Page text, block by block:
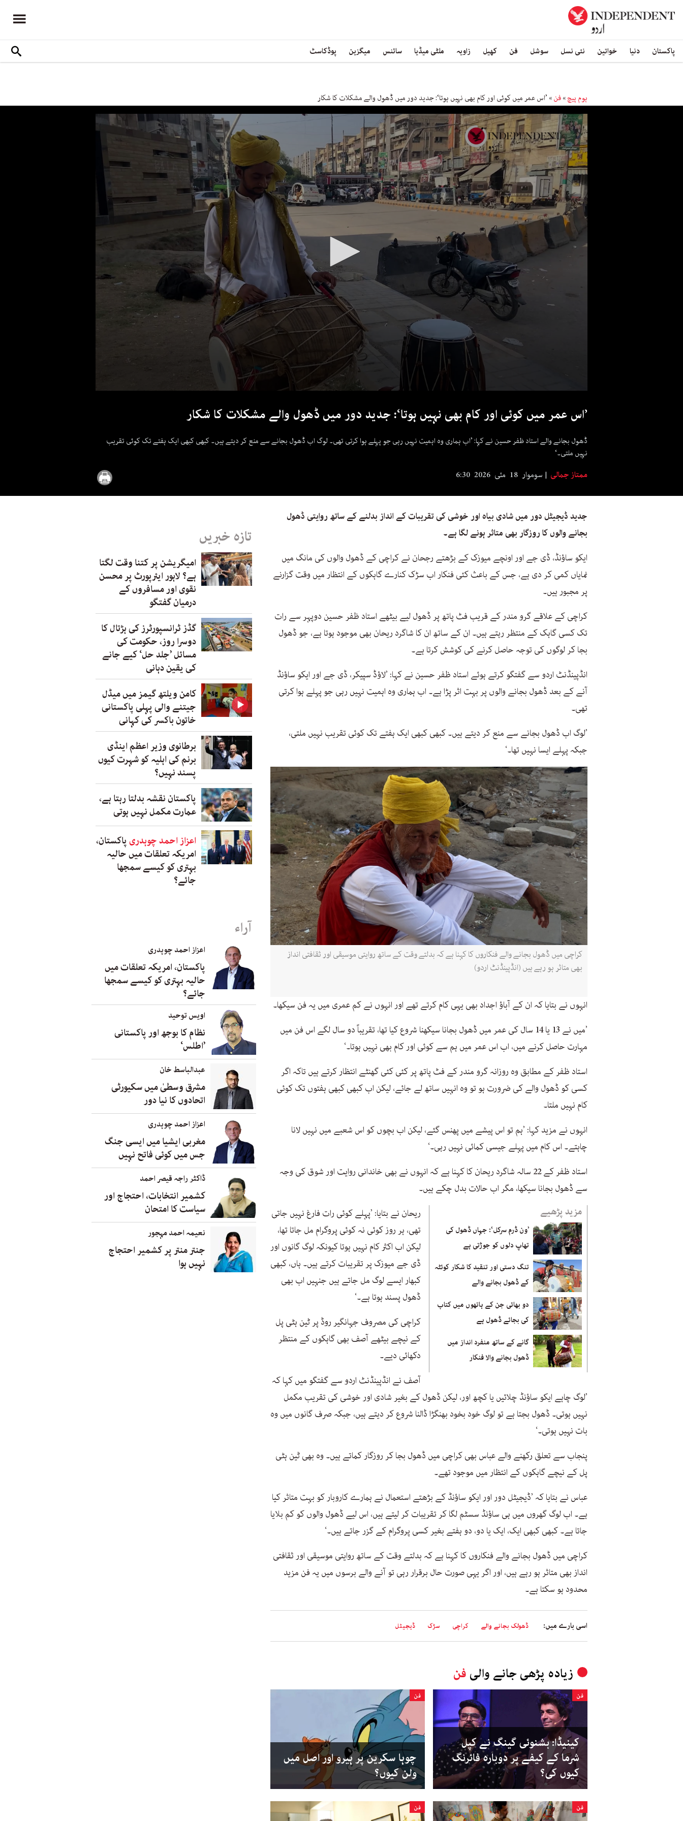
پاکستان دنیا خواتین نئی نسل سوشل فن کھیل زاویہ ملٹی میڈیا سائنس میگزین پوڈکاسٹ
ہوم پیچ»فن» ’اس عمر میں کوئی اور کام بھی نہیں ہوتا‘: جدید دور میں ڈھول والے مشکلات کا شکار
seconds Volume
’اس عمر میں کوئی اور کام بھی نہیں ہوتا‘: جدید دور میں ڈھول والے مشکلات کا شکار
ڈھول بجانے والے استاد ظفر حسین نے کہا: ’اب ہماری وہ اہمیت نہیں رہی جو پہلے ہوا کرتی تھی۔ لوگ اب ڈھول بجانے سے منع کر دیتے ہیں۔ کبھی کبھی ایک ہفتے تک کوئی تقریب
نہیں ملتی۔‘
ممتاز جمالی سوموار 18 مئی 2026 6:30
جدید ڈیجیٹل دور میں شادی بیاہ اور خوشی کی تقریبات کے انداز بدلنے کے ساتھ روایتی ڈھول
بجانے والوں کا روزگار بھی متاثر ہونے لگا ہے۔
ایکو ساؤنڈ، ڈی جے اور اونچے میوزک کے بڑھتے رجحان نے کراچی کے ڈھول والوں کی مانگ میں
نمایاں کمی کر دی ہے، جس کے باعث کئی فنکار اب سڑک کنارے گاہکوں کے انتظار میں وقت گزارنے
پر مجبور ہیں۔
کراچی کے علاقے گرو مندر کے قریب فٹ پاتھ پر ڈھول لیے بیٹھے استاد ظفر حسین دوپہر سے رات
تک کسی گاہک کے منتظر رہتے ہیں۔ ان کے ساتھ ان کا شاگرد ریحان بھی موجود ہوتا ہے، جو ڈھول
بجا کر لوگوں کی توجہ حاصل کرنے کی کوشش کرتا ہے۔
انڈپینڈنٹ اردو سے گفتگو کرتے ہوئے استاد ظفر حسین نے کہا: ’لاؤڈ سپیکر، ڈی جے اور ایکو ساؤنڈ
آنے کے بعد ڈھول بجانے والوں پر بہت اثر پڑا ہے۔ اب ہماری وہ اہمیت نہیں رہی جو پہلے ہوا کرتی
تھی۔
’لوگ اب ڈھول بجانے سے منع کر دیتے ہیں۔ کبھی کبھی ایک ہفتے تک کوئی تقریب نہیں ملتی،
جبکہ پہلے ایسا نہیں تھا۔‘
کراچی میں ڈھول بجانے والے فنکاروں کا کہنا ہے کہ بدلتے وقت کے ساتھ روایتی موسیقی اور ثقافتی انداز
بھی متاثر ہو رہے ہیں (انڈپینڈنٹ اردو)
انہوں نے بتایا کہ ان کے آباؤ اجداد بھی یہی کام کرتے تھے اور انہوں نے کم عمری میں یہ فن سیکھا۔
’میں نے 13 یا 14 سال کی عمر میں ڈھول بجانا سیکھنا شروع کیا تھا، تقریباً دو سال لگے اس فن میں
مہارت حاصل کرنے میں، اب اس عمر میں ہم سے کوئی اور کام بھی نہیں ہوتا۔‘
استاد ظفر کے مطابق وہ روزانہ گرو مندر کے فٹ پاتھ پر کئی کئی گھنٹے انتظار کرتے ہیں تاکہ اگر
کسی کو ڈھول والے کی ضرورت ہو تو وہ انہیں ساتھ لے جائے، لیکن اب کبھی کبھی ہفتوں تک کوئی
کام نہیں ملتا۔
انہوں نے مزید کہا: ’ہم تو اس پیشے میں پھنس گئے، لیکن اب بچوں کو اس شعبے میں نہیں لانا
چاہتے۔ اس کام میں پہلے جیسی کمائی نہیں رہی۔‘
استاد ظفر کے 22 سالہ شاگرد ریحان کا کہنا ہے کہ انہوں نے بھی خاندانی روایت اور شوق کی وجہ
سے ڈھول بجانا سیکھا، مگر اب حالات بدل چکے ہیں۔
مزید پڑھیے
’ون ڈرم سرکل‘: جہاں ڈھول کی
تھاپ دلوں کو جوڑتی ہے
تنگ دستی اور تنقید کا شکار کوئٹہ
کے ڈھول بجانے والے
دو بھائی جن کے ہاتھوں میں کتاب
کی بجائے ڈھول ہے
گانے کے ساتھ منفرد انداز میں
ڈھول بجانے والا فنکار
ریحان نے بتایا: ’پہلے کوئی رات فارغ نہیں جاتی
تھی، ہر روز کوئی نہ کوئی پروگرام مل جاتا تھا،
لیکن اب اکثر کام نہیں ہوتا کیونکہ لوگ گانوں اور
ڈی جے میوزک پر تقریبات کرتے ہیں۔ ہاں، کبھی
کبھار ایسے لوگ مل جاتے ہیں جنہیں اب بھی
ڈھول پسند ہوتا ہے۔‘
کراچی کی مصروف جہانگیر روڈ پر ٹین ہٹی پل
کے نیچے بیٹھے آصف بھی گاہکوں کے منتظر
دکھائی دیے۔
آصف نے انڈپینڈنٹ اردو سے گفتگو میں کہا کہ
’لوگ چاہے ایکو ساؤنڈ چلائیں یا کچھ اور، لیکن ڈھول کے بغیر شادی اور خوشی کی تقریب مکمل
نہیں ہوتی۔ ڈھول بجتا ہے تو لوگ خود بخود بھنگڑا ڈالنا شروع کر دیتے ہیں، جبکہ صرف گانوں میں وہ
بات نہیں ہوتی۔‘
پنجاب سے تعلق رکھنے والے عباس بھی کراچی میں ڈھول بجا کر روزگار کماتے ہیں۔ وہ بھی ٹین ہٹی
پل کے نیچے گاہکوں کے انتظار میں موجود تھے۔
عباس نے بتایا کہ ’ڈیجیٹل دور اور ایکو ساؤنڈ کے بڑھتے استعمال نے ہمارے کاروبار کو بہت متاثر کیا
ہے۔ اب لوگ گھروں میں ہی ساؤنڈ سسٹم لگا کر تقریبات کر لیتے ہیں، اس لیے ڈھول والوں کو کم بلایا
جاتا ہے۔ کبھی کبھی ایک، ایک یا دو، دو ہفتے بغیر کسی پروگرام کے گزر جاتے ہیں۔‘
کراچی میں ڈھول بجانے والے فنکاروں کا کہنا ہے کہ بدلتے وقت کے ساتھ روایتی موسیقی اور ثقافتی
انداز بھی متاثر ہو رہے ہیں، اور اگر یہی صورت حال برقرار رہی تو آنے والے برسوں میں یہ فن مزید
محدود ہو سکتا ہے۔
اسی بارے میں: ڈھولک بجانے والے کراچی سڑک ڈیجیٹل
زیادہ پڑھی جانے والی فن
فن
کینیڈا: بشنوئی گینگ نے کپل
شرما کے کیفے پر دوبارہ فائرنگ
کیوں کی؟
فن
چوہا سکرین پر ہیرو اور اصل میں
ولن کیوں؟
فن فن
تازہ خبریں
امیگریشن پر کتنا وقت لگتا
ہے؟ لاہور ایئرپورٹ پر محسن
نقوی اور مسافروں کے
درمیان گفتگو
گڈز ٹرانسپورٹرز کی ہڑتال کا
دوسرا روز، حکومت کی
مسائل ’جلد حل‘ کیے جانے
کی یقین دہانی
کامن ویلتھ گیمز میں میڈل
جیتنے والی پہلی پاکستانی
خاتون باکسر کی کہانی
برطانوی وزیر اعظم اینڈی
برنم کی اہلیہ کو شہرت کیوں
پسند نہیں؟
پاکستان نقشہ بدلتا رہتا ہے،
عمارت مکمل نہیں ہوتی
اعزاز احمد چوہدری پاکستان،
امریکہ تعلقات میں حالیہ
بہتری کو کیسے سمجھا
جائے؟
آراء
اعزاز احمد چوہدری
پاکستان، امریکہ تعلقات میں
حالیہ بہتری کو کیسے سمجھا
جائے؟
اویس توحید
نظام کا بوجھ اور پاکستانی
’اطلس‘
عبدالباسط خان
مشرق وسطیٰ میں سکیورٹی
اتحادوں کا نیا دور
اعزاز احمد چوہدری
مغربی ایشیا میں ایسی جنگ
جس میں کوئی فاتح نہیں
ڈاکٹر راجہ قیصر احمد
کشمیر انتخابات، احتجاج اور
سیاست کا امتحان
نعیمہ احمد مہجور
جنتر منتر پر کشمیر احتجاج
نہیں ہوا